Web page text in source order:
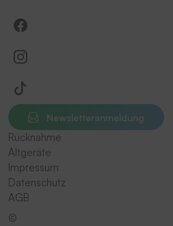
Newsletteranmeldung
Rücknahme
Altgeräte
Impressum
Datenschutz
AGB
©